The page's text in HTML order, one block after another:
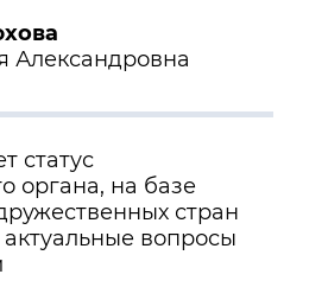
Александровна
статус
органа, на базе
стран
вопросы